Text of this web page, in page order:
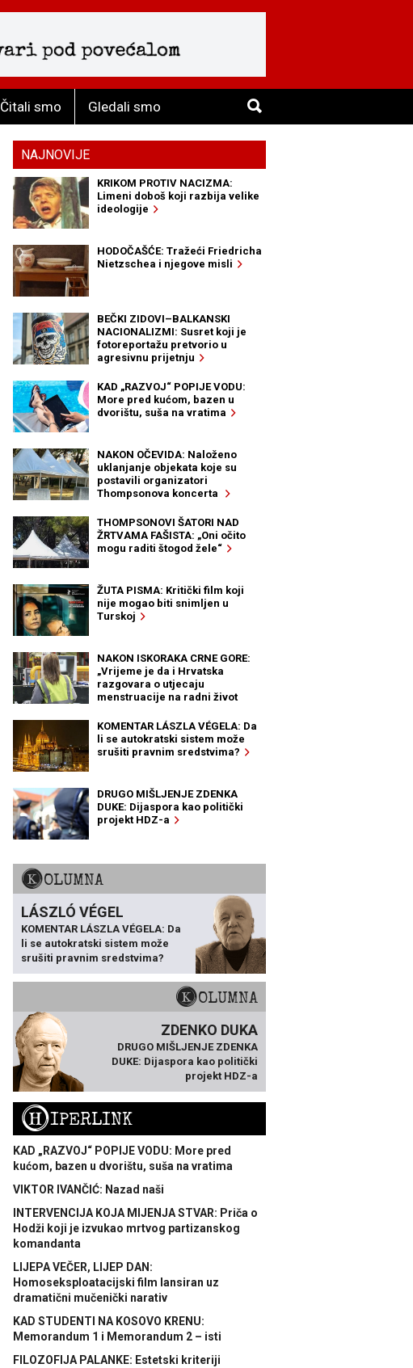
Čitali smo Gledali smo
NAJNOVIJE
KRIKOM PROTIV NACIZMA:
Limeni doboš koji razbija velike
ideologije
HODOČAŠĆE: Tražeći Friedricha
Nietzschea i njegove misli
BEČKI ZIDOVI–BALKANSKI
NACIONALIZMI: Susret koji je
fotoreportažu pretvorio u
agresivnu prijetnju
KAD „RAZVOJ“ POPIJE VODU:
More pred kućom, bazen u
dvorištu, suša na vratima
NAKON OČEVIDA: Naloženo
uklanjanje objekata koje su
postavili organizatori
Thompsonova koncerta
THOMPSONOVI ŠATORI NAD
ŽRTVAMA FAŠISTA: „Oni očito
mogu raditi štogod žele“
ŽUTA PISMA: Kritički film koji
nije mogao biti snimljen u
Turskoj
NAKON ISKORAKA CRNE GORE:
„Vrijeme je da i Hrvatska
razgovara o utjecaju
menstruacije na radni život
KOMENTAR LÁSZLA VÉGELA: Da
li se autokratski sistem može
srušiti pravnim sredstvima?
DRUGO MIŠLJENJE ZDENKA
DUKE: Dijaspora kao politički
projekt HDZ-a
KOLUMNA
LÁSZLÓ VÉGEL
KOMENTAR LÁSZLA VÉGELA: Da
li se autokratski sistem može
srušiti pravnim sredstvima?
KOLUMNA
ZDENKO DUKA
DRUGO MIŠLJENJE ZDENKA
DUKE: Dijaspora kao politički
projekt HDZ-a
HIPERLINK
KAD „RAZVOJ“ POPIJE VODU: More pred
kućom, bazen u dvorištu, suša na vratima
VIKTOR IVANČIĆ: Nazad naši
INTERVENCIJA KOJA MIJENJA STVAR: Priča o
Hodži koji je izvukao mrtvog partizanskog
komandanta
LIJEPA VEČER, LIJEP DAN:
Homoseksploatacijski film lansiran uz
dramatični mučenički narativ
KAD STUDENTI NA KOSOVO KRENU:
Memorandum 1 i Memorandum 2 – isti
FILOZOFIJA PALANKE: Estetski kriteriji